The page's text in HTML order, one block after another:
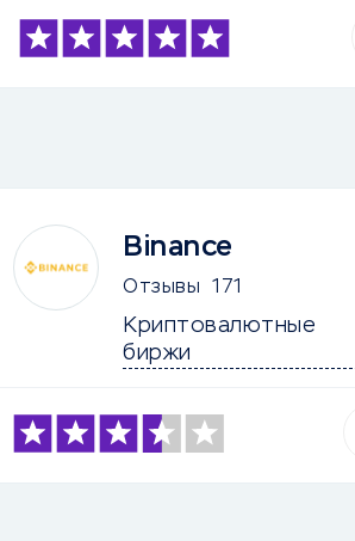
Binance
Отзывы 171
Криптовалютные
биржи